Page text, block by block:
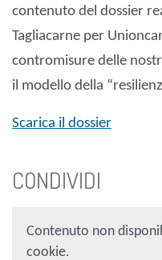
contenuto del dossier
Tagliacarne per
contromisure delle
il modello della
Scarica il dossier
CONDIVIDI
Contenuto non
cookie.